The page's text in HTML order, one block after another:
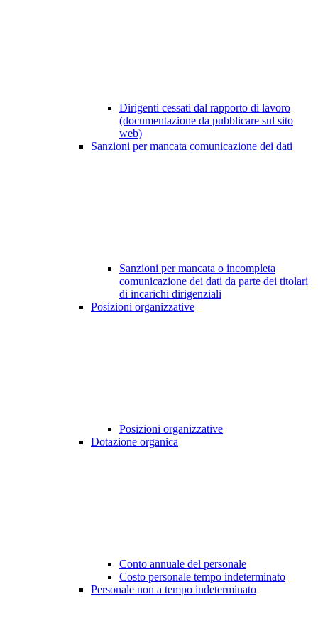
Dirigenti cessati dal rapporto di lavoro
(documentazione da pubblicare sul sito
web)
Sanzioni per mancata comunicazione dei dati
Sanzioni per mancata o incompleta
comunicazione dei dati da parte dei titolari
di incarichi dirigenziali
Posizioni organizzative
Posizioni organizzative
Dotazione organica
Conto annuale del personale
Costo personale tempo indeterminato
Personale non a tempo indeterminato